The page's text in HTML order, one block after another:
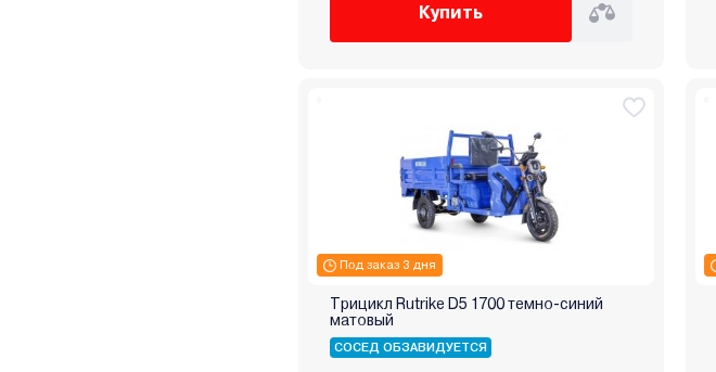
Купить
Под заказ 3 дня
Трицикл Rutrike D5 1700 темно-синий
матовый
СОСЕД ОБЗАВИДУЕТСЯ